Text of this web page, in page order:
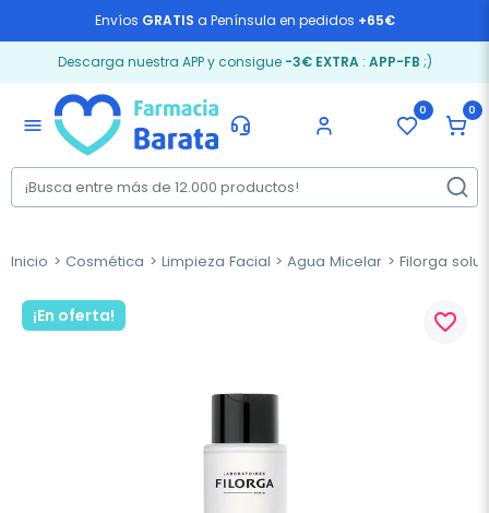
Envíos GRATIS a Península en pedidos +65€
Descarga nuestra APP y consigue -3€ EXTRA: APP-FB ;)
menu
0 0
Inicio Cosmética Limpieza Facial Agua Micelar Filorga
¡En oferta! favorite_border